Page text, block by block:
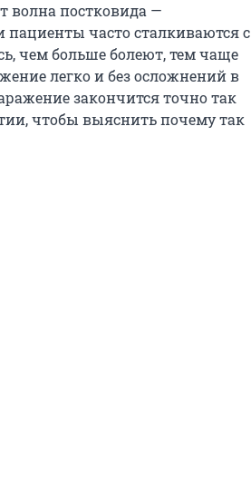
волна постковида —
часто сталкиваются с
чем больше болеют, тем чаще
легко и без осложнений в
закончится точно так
чтобы выяснить почему так